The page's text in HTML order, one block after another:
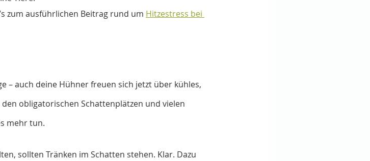
zum ausführlichen Beitrag rund um Hitzestress bei
– auch deine Hühner freuen sich jetzt über kühles,
obligatorischen Schattenplätzen und vielen
mehr tun.
sollten Tränken im Schatten stehen. Klar. Dazu